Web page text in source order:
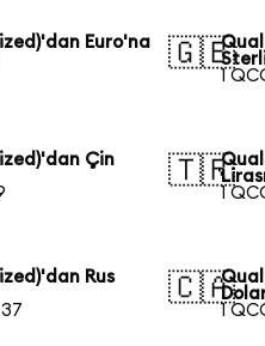
Euro'na
🇬🇧
1
Çin
🇹🇷
1
Rus
🇨🇦
1